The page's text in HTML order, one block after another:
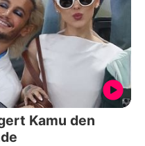
Kamu den